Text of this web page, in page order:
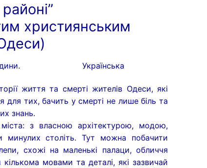
християнським
Українська
життя та смерті жителів Одеси, які
для тих, бачить у смерті не лише біль та
знань.
з власною архітектурою, модою,
століть. Тут можна побачити
схожі на маленькі палаци, обличчя
мовами та деталі, які зазвичай